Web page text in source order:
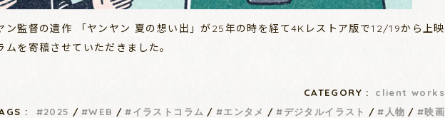
ン監督の遺作 「ヤンヤン 夏の想い出」が25年の時を経て4Kレストア版で12/19から上映
を寄稿させていただきました。
CATEGORY :
client works
:
2025 WEB イラストコラム エンタメ デジタルイラスト 人物 映画